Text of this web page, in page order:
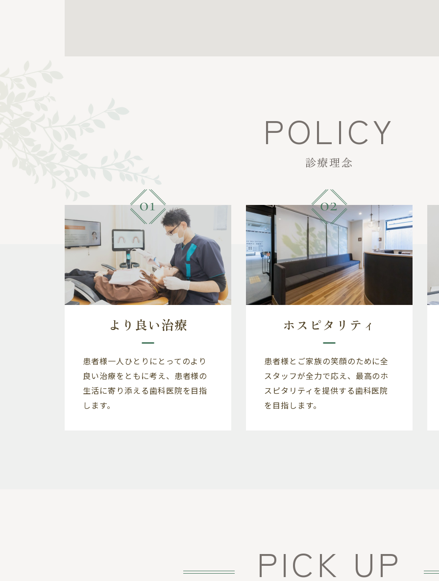
POLICY
診療理念
より良い治療
患者様一人ひとりにとってのより
良い治療をともに考え、患者様の
生活に寄り添える歯科医院を目指
します。
ホスピタリティ
患者様とご家族の笑顔のために全
スタッフが全力で応え、最高のホ
スピタリティを提供する歯科医院
を目指します。
PICK UP